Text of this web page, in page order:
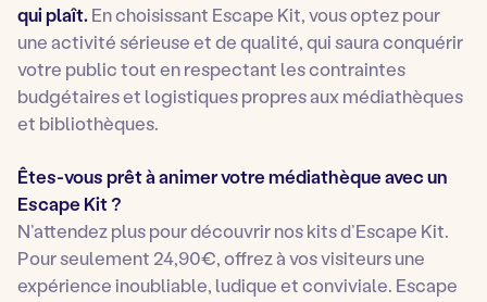
qui plaît.En choisissant Escape Kit, vous optez pour
une activité sérieuse et de qualité, qui saura conquérir
votre public tout en respectant les contraintes
budgétaires et logistiques propres aux médiathèques
et bibliothèques.
Êtes-vous prêt à animer votre médiathèque avec un
Escape Kit ?
N’attendez plus pour découvrir nos kits d’Escape Kit.
Pour seulement 24,90€, offrez à vos visiteurs une
expérience inoubliable, ludique et conviviale. Escape